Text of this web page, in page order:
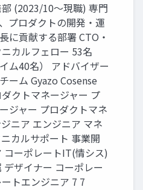
(2023/10〜現職) 専⾨
プロダクトの開発‧運
に貢献する部署 CTO‧
カルフェロー 53名
ム40名） アドバイザー
ーム Gyazo Cosense
クトマネージャー プ
ジャー プロダクトマネ
ニア エンジニア マネ
カルサポート 事業開
コーポレートIT(情シス)
デザイナー コーポレー
トエンジニア 7 7